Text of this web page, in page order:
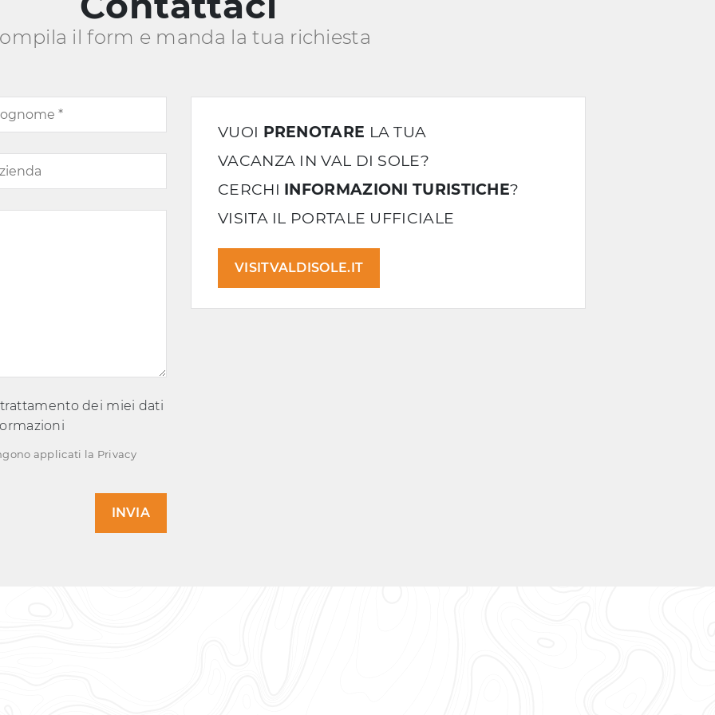
il form e manda la tua richiesta
dei miei dati
applicati la Privacy
INVIA
VUOI PRENOTARE LA TUA
VACANZA IN VAL DI SOLE?
CERCHI INFORMAZIONI TURISTICHE?
VISITA IL PORTALE UFFICIALE
VISITVALDISOLE.IT